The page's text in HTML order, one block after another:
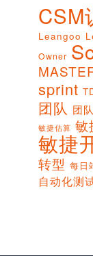
CSM
Leangoo
Owner
sprint
团队 团
敏捷估算 敏
敏捷
转型 每日
自动化测